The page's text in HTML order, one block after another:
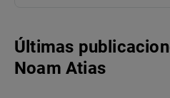
Últimas
Noam Atias